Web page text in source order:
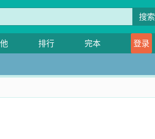
搜索
排行 完本 登录